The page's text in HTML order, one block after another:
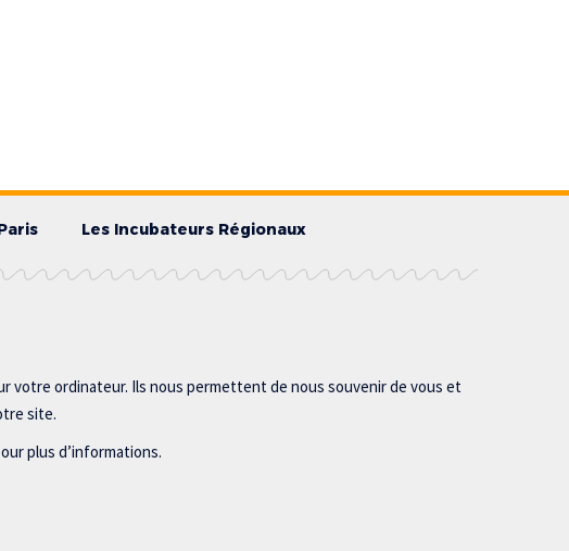
Les Incubateurs Régionaux
votre ordinateur. Ils nous permettent de nous souvenir de vous et
site.
plus d’informations.